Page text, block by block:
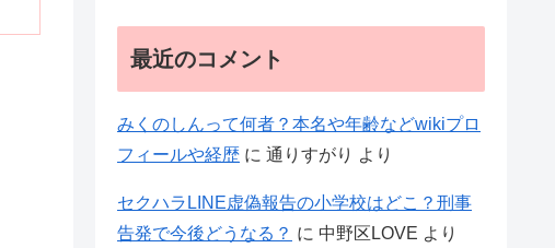
最近のコメント
みくのしんって何者？本名や年齢などwikiプロ
フィールや経歴 に 通りすがり より
セクハラLINE虚偽報告の小学校はどこ？刑事
告発で今後どうなる？ に 中野区LOVE より